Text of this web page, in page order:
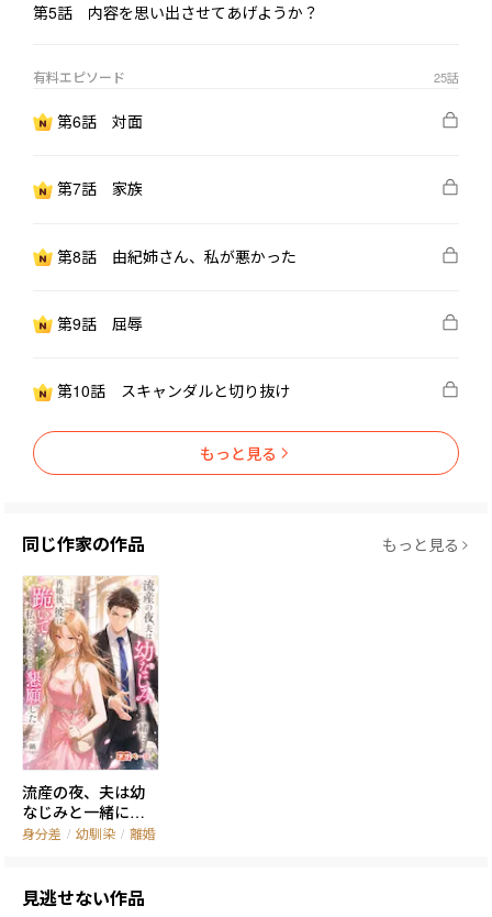
「この“ビジネス上の婚約”、本当のものにしてみませんか」
目の前にいるのは、元恋人よりも若く、整っていて、そしてはる
滑稽に思えてきた。
だったら――もっと従順で、もっと優れていて、もっと相応しい相手
第5話 内容を思い出させてあげようか？
有料エピソード 25話
第6話 対面
第7話 家族
第8話 由紀姉さん、私が悪かった
第9話 屈辱
第10話 スキャンダルと切り抜け
もっと見る
同じ作家の作品 もっと見る
流産の夜、夫は幼
なじみと一緒に…
再婚後、彼は跪い
身分差 / 幼馴染 / 離婚
見逃せない作品